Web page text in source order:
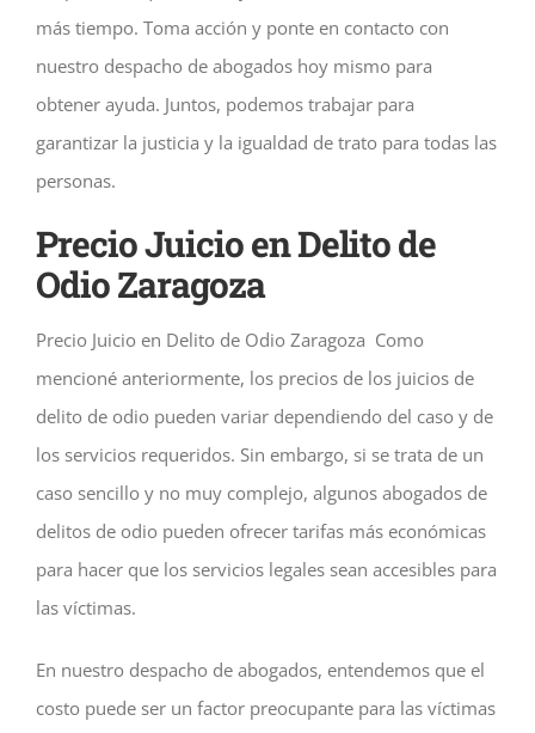
más tiempo. Toma acción y ponte en contacto con
nuestro despacho de abogados hoy mismo para
obtener ayuda. Juntos, podemos trabajar para
garantizar la justicia y la igualdad de trato para todas las
personas.
Precio Juicio en Delito de
Odio Zaragoza
Precio Juicio en Delito de Odio Zaragoza Como
mencioné anteriormente, los precios de los juicios de
delito de odio pueden variar dependiendo del caso y de
los servicios requeridos. Sin embargo, si se trata de un
caso sencillo y no muy complejo, algunos abogados de
delitos de odio pueden ofrecer tarifas más económicas
para hacer que los servicios legales sean accesibles para
las víctimas.
En nuestro despacho de abogados, entendemos que el
costo puede ser un factor preocupante para las víctimas